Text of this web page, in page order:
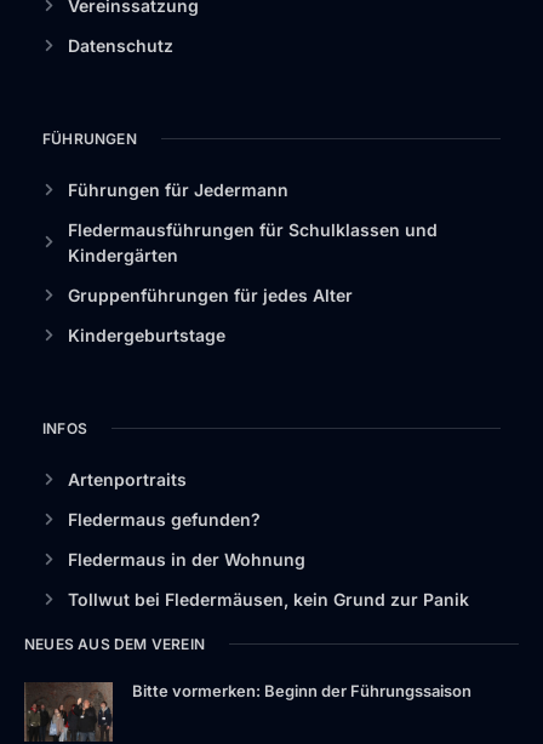
Vereinssatzung
Datenschutz
FÜHRUNGEN
Führungen für Jedermann
Fledermausführungen für Schulklassen und
Kindergärten
Gruppenführungen für jedes Alter
Kindergeburtstage
INFOS
Artenportraits
Fledermaus gefunden?
Fledermaus in der Wohnung
Tollwut bei Fledermäusen, kein Grund zur Panik
NEUES AUS DEM VEREIN
Bitte vormerken: Beginn der Führungssaison